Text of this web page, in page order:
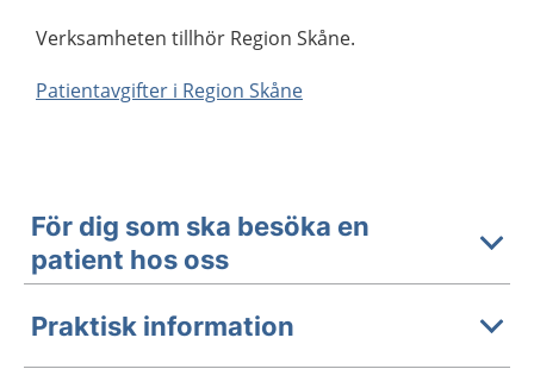
Verksamheten tillhör Region Skåne.
Patientavgifter i Region Skåne
För dig som ska besöka en
patient hos oss
Praktisk information